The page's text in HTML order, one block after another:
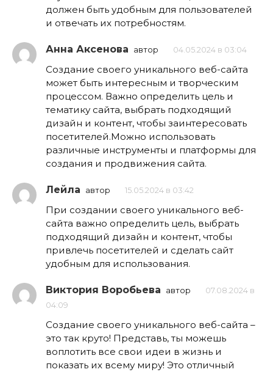
должен быть удобным для пользователей
и отвечать их потребностям.
Анна Аксенова автор 04.05.2024 в 03:04
Создание своего уникального веб-сайта
может быть интересным и творческим
процессом. Важно определить цель и
тематику сайта, выбрать подходящий
дизайн и контент, чтобы заинтересовать
посетителей.Можно использовать
различные инструменты и платформы для
создания и продвижения сайта.
Лейла автор 15.05.2024 в 03:42
При создании своего уникального веб-
сайта важно определить цель, выбрать
подходящий дизайн и контент, чтобы
привлечь посетителей и сделать сайт
удобным для использования.
Виктория Воробьева автор
07.08.2024 в
04:09
Создание своего уникального веб-сайта –
это так круто! Представь, ты можешь
воплотить все свои идеи в жизнь и
показать их всему миру! Это отличный